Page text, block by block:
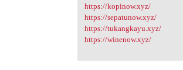
https://kopinow.xyz/
https://sepatunow.xyz/
https://tukangkayu.xyz/
https://winenow.xyz/